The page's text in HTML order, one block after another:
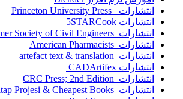
انتشارات Princeton University Press
انتشارات ‎ 5STARCook
انتشارات Amer Society of Civil Engineers
انتشارات American Pharmacists
انتشارات artefact text & translation
انتشارات ‎ CADArtifex
انتشارات CRC Press; 2nd Edition
انتشارات E-Kitap Projesi & Cheapest Books